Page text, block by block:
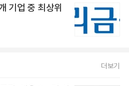
기업 중 최상위
더보기